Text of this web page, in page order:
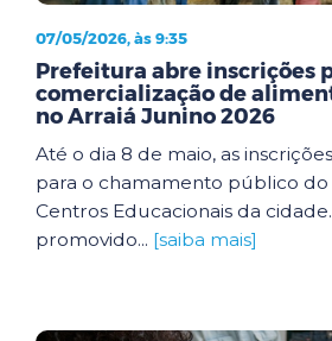
07/05/2026, às 9:35
Prefeitura abre inscrições
comercialização de
no Arraiá Junino 2026
Até o dia 8 de maio, as
para o chamamento público do
Centros Educacionais da
promovido... [saiba mais]